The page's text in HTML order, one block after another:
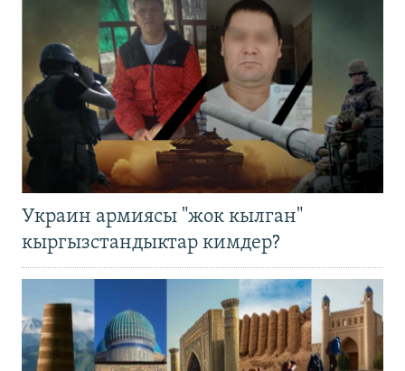
Украин армиясы "жок кылган"
кыргызстандыктар кимдер?